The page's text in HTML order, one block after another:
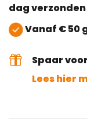
dag
Vanaf € 50
Spaar
Lees hier